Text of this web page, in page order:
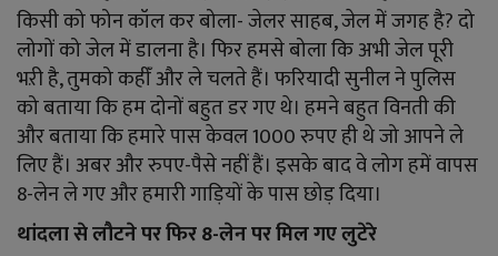
किसी को फोन कॉल कर बोला- जेलर साहब, जेल में जगह है? दो
लोगों को जेल में डालना है। फिर हमसे बोला कि अभी जेल पूरी
भऱी है, तुमको कहीँ और ले चलते हैं। फरियादी सुनील ने पुलिस
को बताया कि हम दोनों बहुत डर गए थे। हमने बहुत विनती की
और बताया कि हमारे पास केवल 1000 रुपए ही थे जो आपने ले
लिए हैं। अबर और रुपए-पैसे नहीं हैं। इसके बाद वे लोग हमें वापस
8-लेन ले गए और हमारी गाड़ियों के पास छोड़ दिया।
थांदला से लौटने पर फिर 8-लेन पर मिल गए लुटेरे